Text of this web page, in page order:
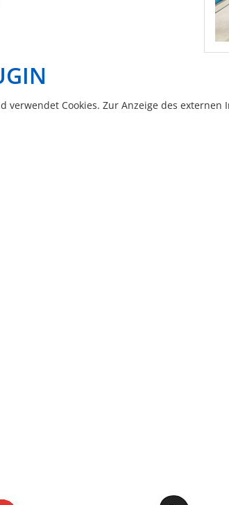
Cookies. Zur Anzeige des externen